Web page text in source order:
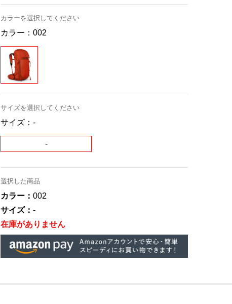
カラーを選択してください
カラー： 002
サイズを選択してください
サイズ： -
-
選択した商品
カラー： 002
サイズ： -
在庫がありません